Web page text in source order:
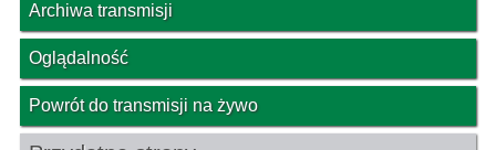
Archiwa transmisji
Oglądalność
Powrót do transmisji na żywo